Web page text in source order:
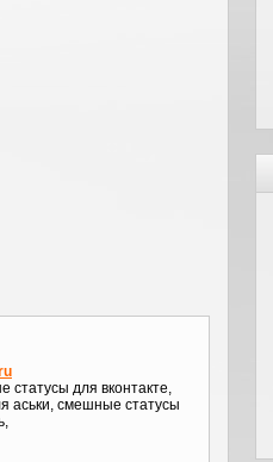
статусы для вконтакте,
аськи, смешные статусы